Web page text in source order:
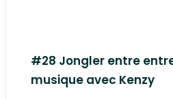
#28 Jongler entre
musique avec Kenzy